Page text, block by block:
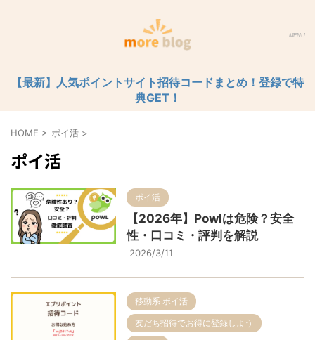
【最新】人気ポイントサイト招待コードまとめ！登録で特
典GET！
HOME > ポイ活 >
ポイ活
ポイ活
【2026年】Powlは危険？安全
性・口コミ・評判を解説
2026/3/11
移動系 ポイ活
友だち招待でお得に登録しよう